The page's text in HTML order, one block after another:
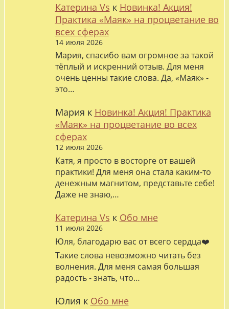
Катерина Vs к Новинка! Акция!
Практика «Маяк» на процветание во
всех сферах
14 июля 2026
Мария, спасибо вам огромное за такой
тёплый и искренний отзыв. Для меня
очень ценны такие слова. Да, «Маяк» -
это…
Мария к Новинка! Акция! Практика
«Маяк» на процветание во всех
сферах
12 июля 2026
Катя, я просто в восторге от вашей
практики! Для меня она стала каким-то
денежным магнитом, представьте себе!
Даже не знаю,…
Катерина Vs к Обо мне
11 июля 2026
Юля, благодарю вас от всего сердца❤️
Такие слова невозможно читать без
волнения. Для меня самая большая
радость - знать, что…
Юлия к Обо мне